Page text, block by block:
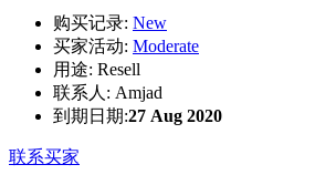
购买记录: New
买家活动: Moderate
用途: Resell
联系人: Amjad
到期日期:27 Aug 2020
联系买家